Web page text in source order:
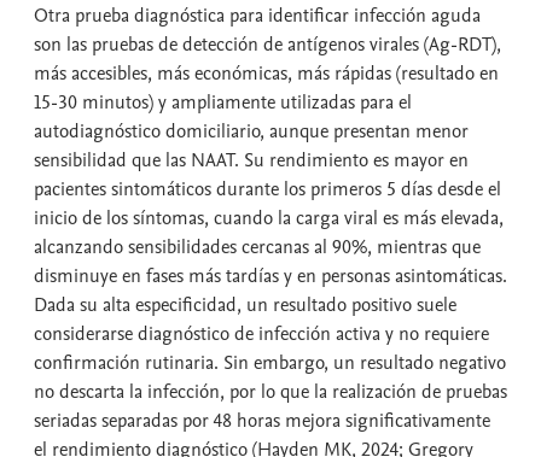
Otra prueba diagnóstica para identificar infección aguda
son las pruebas de detección de antígenos virales (Ag-RDT),
más accesibles, más económicas, más rápidas (resultado en
15-30 minutos) y ampliamente utilizadas para el
autodiagnóstico domiciliario, aunque presentan menor
sensibilidad que las NAAT. Su rendimiento es mayor en
pacientes sintomáticos durante los primeros 5 días desde el
inicio de los síntomas, cuando la carga viral es más elevada,
alcanzando sensibilidades cercanas al 90%, mientras que
disminuye en fases más tardías y en personas asintomáticas.
Dada su alta especificidad, un resultado positivo suele
considerarse diagnóstico de infección activa y no requiere
confirmación rutinaria. Sin embargo, un resultado negativo
no descarta la infección, por lo que la realización de pruebas
seriadas separadas por 48 horas mejora significativamente
el rendimiento diagnóstico (Hayden MK, 2024; Gregory